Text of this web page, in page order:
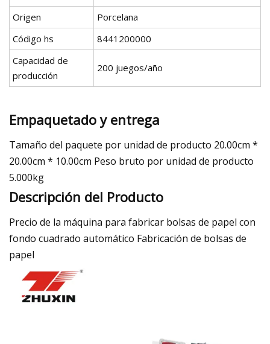
Origen
Porcelana
Código hs
8441200000
Capacidad de
producción
200 juegos/año
Empaquetado y entrega
Tamaño del paquete por unidad de producto 20.00cm *
20.00cm * 10.00cm Peso bruto por unidad de producto
5.000kg
Descripción del Producto
Precio de la máquina para fabricar bolsas de papel con
fondo cuadrado automático Fabricación de bolsas de
papel